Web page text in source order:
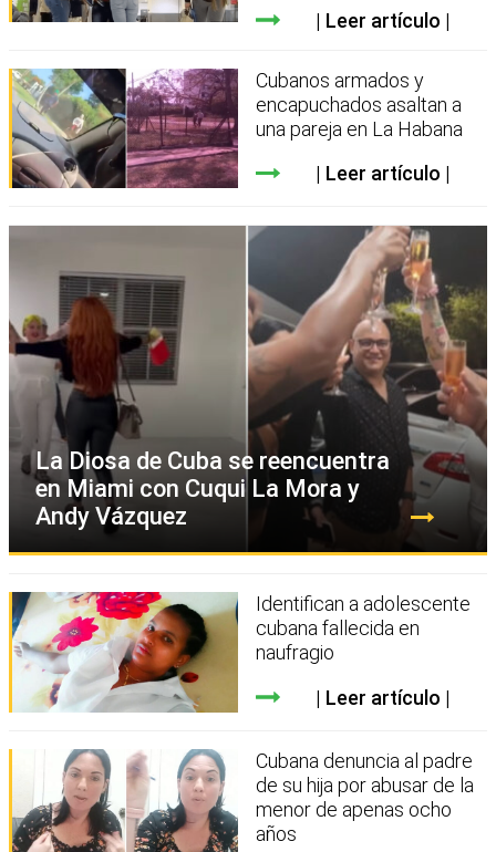
Leer artículo
Cubanos armados y
encapuchados asaltan a
una pareja en La Habana
Leer artículo
La Diosa de Cuba se reencuentra
en Miami con Cuqui La Mora y
Andy Vázquez
Identifican a adolescente
cubana fallecida en
naufragio
Leer artículo
Cubana denuncia al padre
de su hija por abusar de la
menor de apenas ocho
años